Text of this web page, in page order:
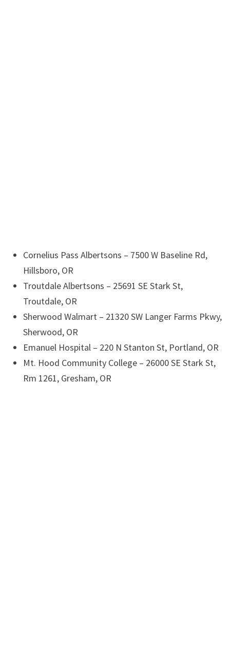
Cornelius Pass Albertsons – 7500 W Baseline Rd,
Hillsboro, OR
Troutdale Albertsons – 25691 SE Stark St,
Troutdale, OR
Sherwood Walmart – 21320 SW Langer Farms Pkwy,
Sherwood, OR
Emanuel Hospital – 220 N Stanton St, Portland, OR
Mt. Hood Community College – 26000 SE Stark St,
Rm 1261, Gresham, OR